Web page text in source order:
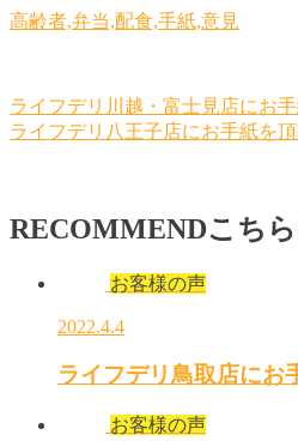
高齢者,弁当,配食,手紙,意見
ライフデリ川越・富士見店にお
ライフデリ八王子店にお手紙を頂
RECOMMENDこち
お客様の声
2022.4.4
ライフデリ鳥取店にお
お客様の声